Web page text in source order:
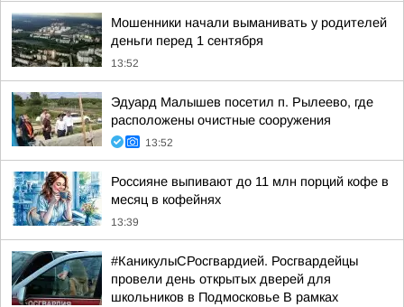
Мошенники начали выманивать у родителей
деньги перед 1 сентября
13:52
Эдуард Малышев посетил п. Рылеево, где
расположены очистные сооружения
13:52
Россияне выпивают до 11 млн порций кофе в
месяц в кофейнях
13:39
#КаникулыСРосгвардией. Росгвардейцы
провели день открытых дверей для
школьников в Подмосковье В рамках